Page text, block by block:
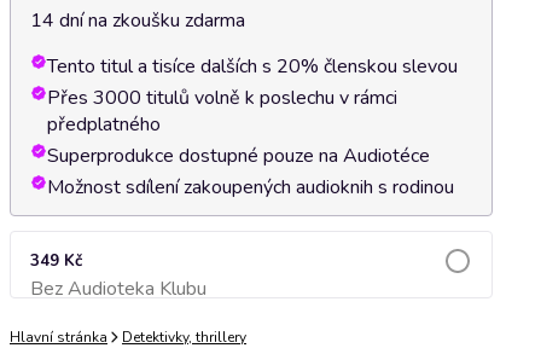
14 dní na zkoušku zdarma
Tento titul a tisíce dalších s 20% členskou slevou
Přes 3000 titulů volně k poslechu v rámci
předplatného
Superprodukce dostupné pouze na Audiotéce
Možnost sdílení zakoupených audioknih s rodinou
349 Kč
Bez Audioteka KlubuPřidat do košíku
Hlavní stránka Detektivky, thrillery